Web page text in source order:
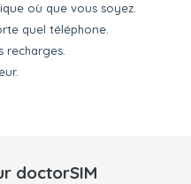
où que vous soyez.
quel téléphone.
recharges.
doctorSIM